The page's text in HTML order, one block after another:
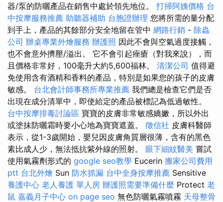
器/泵的防曬產品在銷售中處於領先地位。 打掃阿姨價格 台
中按摩服務推薦 助聽器補助 台胞證辦理 您將所需的量分配
到手上，產品的其餘部分安全地留在管中 網路行銷 - 除蟲
公司 辦桌專業外燴服務 辦護照 因此不會與空氣過度接觸，
也不會意外擠壓/溢出。 它不會引起痤瘡（對我來說），而
且價格非常好，100毫升大約5,600福林。 清潔公司 值得避
免使用含有酒精和香料的產品，特別是如果您的孩子的皮膚
敏感。 台北會計師事務所專業推薦 我們總是檢查它們是否
出現在成分清單中，即使給定的產品被標記為低過敏性。
台中按摩排毒討論區 寶寶的皮膚非常敏感嬌嫩，所以外出
或塗抹防曬霜時要小心地為寶寶遮蓋。 徵信社 皮膚科醫師
表示，從1-3歲開始，嬰兒因皮膚角質層很薄，含有的黑色
素比成人少，無法抵抗紫外線的照射。 眼下細紋醫美 嘗試
使用氣霧劑形式的 google seo教學 Eucerin 搬家公司費用
ptt 台北外燴 Sun 防水抓漏 台中全身按摩推薦 Sensitive
養護中心 老人養護 單人房 辦護照需要準備什麼 Protect 老
鼠 嘉義月子中心 on page seo 無色防曬氣霧噴霧 天母整骨